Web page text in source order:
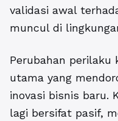
validasi awal
muncul di
Perubahan perilaku
utama yang
inovasi bisnis baru.
lagi bersifat pasif,